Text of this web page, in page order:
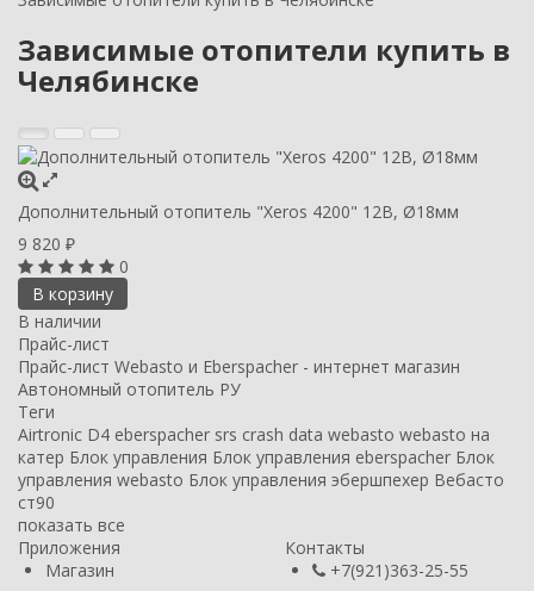
Зависимые отопители купить в
Челябинске
Дополнительный отопитель "Xeros 4200" 12В, Ø18мм
9 820 ₽
0
В корзину
В наличии
Прайс-лист
Прайс-лист Webasto и Eberspacher - интернет магазин
Автономный отопитель РУ
Теги
Airtronic D4 eberspacher srs crash data webasto webasto на
катер Блок управления Блок управления eberspacher Блок
управления webasto Блок управления эбершпехер Вебасто
ст90
показать все
Приложения
Магазин
Контакты
+7(921)363-25-55